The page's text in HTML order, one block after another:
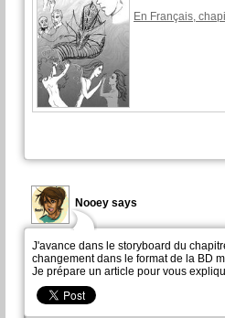
En Français,
Nooey says
J'avance dans le storyboard du
changement dans le format de la BD
Je prépare un article pour vous